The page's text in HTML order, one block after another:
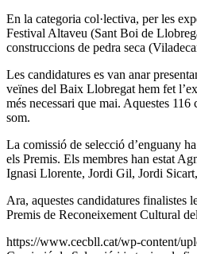
En la categoria col·lectiva, per les
Festival Altaveu (Sant Boi de
construccions de pedra seca
Les candidatures es van anar
veïnes del Baix Llobregat hem fet
més necessari que mai. Aquestes
som.
La comissió de selecció d’enguany
els Premis. Els membres han estat
Ignasi Llorente, Jordi Gil, Jordi
Ara, aquestes candidatures finalistes
Premis de Reconeixement Cultural
https://www.cecbll.cat/wp-content/